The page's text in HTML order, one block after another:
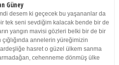
Güney
desem ki geçecek bu yaşananlar da
tek seni sevdiğim kalacak bende bir de
yangın mavisi gözleri belki bir de bir
annelerin yüreğimizin
hasret o güzel ülkem sanma
cehenneme dönmüş ülke